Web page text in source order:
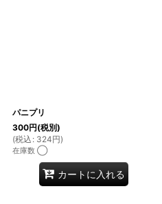
パニプリ
300円(税別)
(税込 : 324円)
在庫数 ◯
カートに入れる